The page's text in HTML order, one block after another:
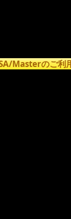
Masterのご利